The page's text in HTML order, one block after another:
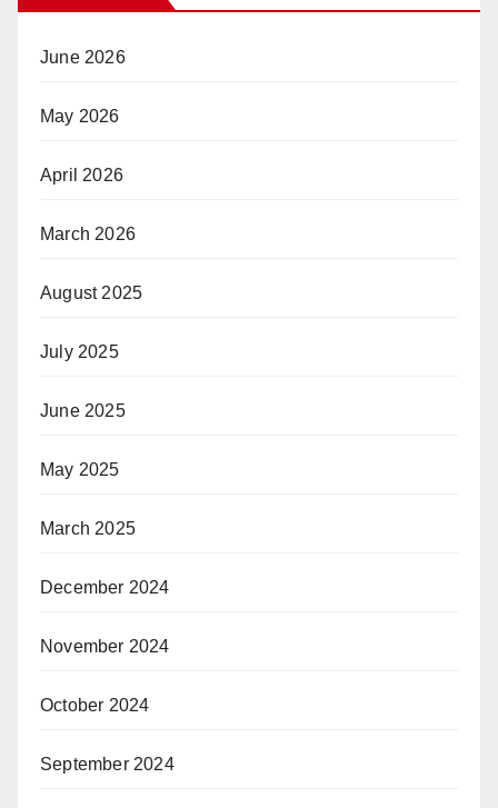
June 2026
May 2026
April 2026
March 2026
August 2025
July 2025
June 2025
May 2025
March 2025
December 2024
November 2024
October 2024
September 2024